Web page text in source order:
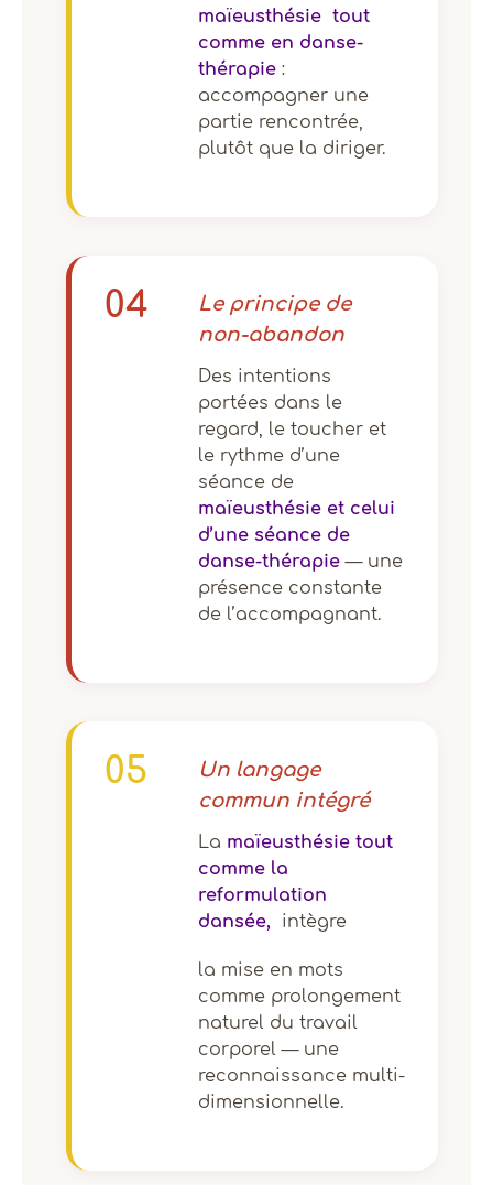
maïeusthésie tout
comme en danse-
thérapie :
accompagner une
partie rencontrée,
plutôt que la diriger.
04
Le principe de
non-abandon
Des intentions
portées dans le
regard, le toucher et
le rythme d’une
séance de
maïeusthésie et celui
d’une séance de
danse-thérapie — une
présence constante
de l’accompagnant.
05
Un langage
commun intégré
La maïeusthésie tout
comme la
reformulation
dansée,
intègre
la mise en mots
comme prolongement
naturel du travail
corporel — une
reconnaissance multi-
dimensionnelle.